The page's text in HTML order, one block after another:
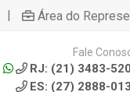
| Área do
Fale
RJ: (21) 3483-
ES: (27) 2888-